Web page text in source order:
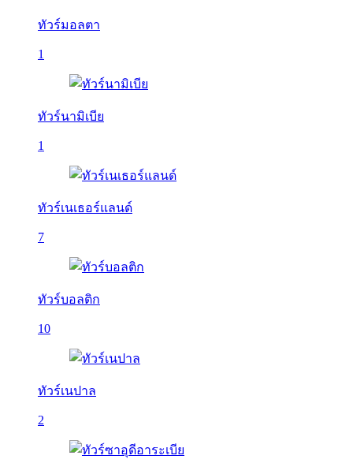
ทัวร์มอลตา
1
ทัวร์นามิเบีย
1
ทัวร์เนเธอร์แลนด์
7
ทัวร์บอลติก
10
ทัวร์เนปาล
2